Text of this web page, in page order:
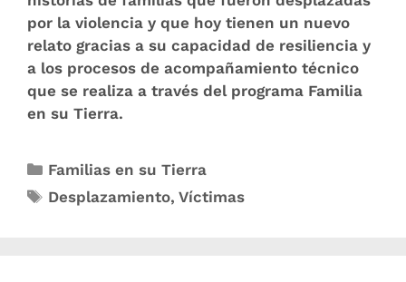
por la violencia y que hoy tienen un nuevo
relato gracias a su capacidad de resiliencia y
a los procesos de acompañamiento técnico
que se realiza a través del programa Familia
en su Tierra.
Familias en su Tierra
Desplazamiento,Víctimas